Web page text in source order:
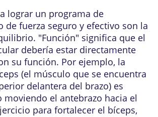
lograr un programa de
de fuerza seguro y efectivo son la
"Función" significa que el
debería estar directamente
su función. Por ejemplo, la
(el músculo que se encuentra
delantera del brazo) es
moviendo el antebrazo hacia el
para fortalecer el bíceps,